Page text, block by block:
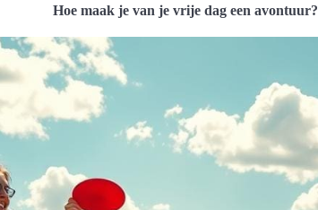
Hoe maak je van je vrije dag een avontuur?